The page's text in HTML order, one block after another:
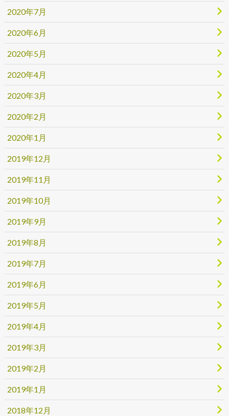
2020年7月
2020年6月
2020年5月
2020年4月
2020年3月
2020年2月
2020年1月
2019年12月
2019年11月
2019年10月
2019年9月
2019年8月
2019年7月
2019年6月
2019年5月
2019年4月
2019年3月
2019年2月
2019年1月
2018年12月